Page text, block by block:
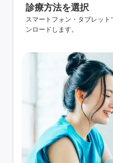
診療方法を選択
スマートフォン・タブレッ
ンロードします。